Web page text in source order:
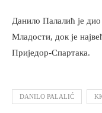
Данило Палалић је
Младости, док је
Приједор-Спартака.
DANILO PALALIĆ